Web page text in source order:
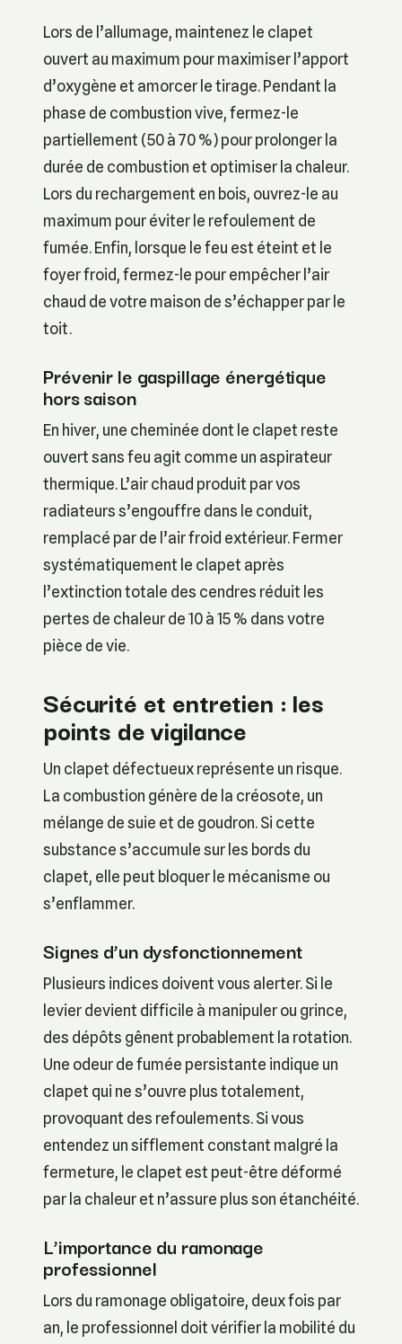
Lors de l’allumage, maintenez le clapet
ouvert au maximum pour maximiser l’apport
d’oxygène et amorcer le tirage. Pendant la
phase de combustion vive, fermez-le
partiellement (50 à 70 %) pour prolonger la
durée de combustion et optimiser la chaleur.
Lors du rechargement en bois, ouvrez-le au
maximum pour éviter le refoulement de
fumée. Enfin, lorsque le feu est éteint et le
foyer froid, fermez-le pour empêcher l’air
chaud de votre maison de s’échapper par le
toit.
Prévenir le gaspillage énergétique
hors saison
En hiver, une cheminée dont le clapet reste
ouvert sans feu agit comme un aspirateur
thermique. L’air chaud produit par vos
radiateurs s’engouffre dans le conduit,
remplacé par de l’air froid extérieur. Fermer
systématiquement le clapet après
l’extinction totale des cendres réduit les
pertes de chaleur de 10 à 15 % dans votre
pièce de vie.
Sécurité et entretien : les
points de vigilance
Un clapet défectueux représente un risque.
La combustion génère de la créosote, un
mélange de suie et de goudron. Si cette
substance s’accumule sur les bords du
clapet, elle peut bloquer le mécanisme ou
s’enflammer.
Signes d’un dysfonctionnement
Plusieurs indices doivent vous alerter. Si le
levier devient difficile à manipuler ou grince,
des dépôts gênent probablement la rotation.
Une odeur de fumée persistante indique un
clapet qui ne s’ouvre plus totalement,
provoquant des refoulements. Si vous
entendez un sifflement constant malgré la
fermeture, le clapet est peut-être déformé
par la chaleur et n’assure plus son étanchéité.
L’importance du ramonage
professionnel
Lors du ramonage obligatoire, deux fois par
an, le professionnel doit vérifier la mobilité du